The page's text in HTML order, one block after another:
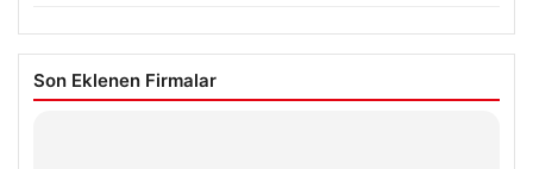
Son Eklenen Firmalar